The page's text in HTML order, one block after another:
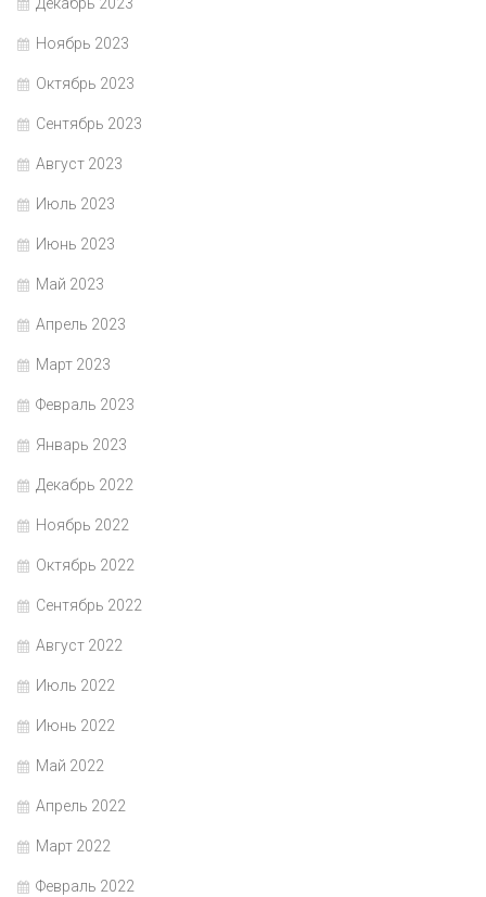
Декабрь 2023
Ноябрь 2023
Октябрь 2023
Сентябрь 2023
Август 2023
Июль 2023
Июнь 2023
Май 2023
Апрель 2023
Март 2023
Февраль 2023
Январь 2023
Декабрь 2022
Ноябрь 2022
Октябрь 2022
Сентябрь 2022
Август 2022
Июль 2022
Июнь 2022
Май 2022
Апрель 2022
Март 2022
Февраль 2022